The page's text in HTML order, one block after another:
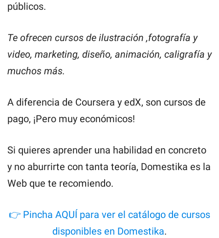
públicos.
Te ofrecen cursos de ilustración ,fotografía y
video, marketing, diseño, animación, caligrafía y
muchos más.
A diferencia de Coursera y edX, son cursos de
pago, ¡Pero muy económicos!
Si quieres aprender una habilidad en concreto
y no aburrirte con tanta teoría, Domestika es la
Web que te recomiendo.
👉 Pincha AQUÍ para ver el catálogo de cursos
disponibles en Domestika.